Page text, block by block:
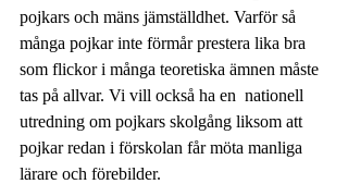
pojkars och mäns jämställdhet. Varför så
många pojkar inte förmår prestera lika bra
som flickor i många teoretiska ämnen måste
tas på allvar. Vi vill också ha en  nationell
utredning om pojkars skolgång liksom att
pojkar redan i förskolan får möta manliga
lärare och förebilder.